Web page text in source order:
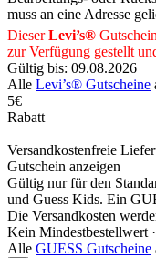
muss an eine Adresse
DieserLevi’s®
zur Verfügung gestellt
Gültig bis: 09.08.2026
Alle Levi’s® Gutscheine
5€
Rabatt
Versandkostenfreie
Gutschein anzeigen
Gültig nur für den
und Guess Kids. Ein
Die Versandkosten
Kein Mindestbestellwert ·
Alle GUESS Gutscheine